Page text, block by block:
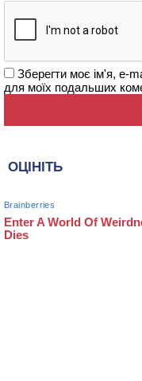
Зберегти моє ім'я, e-
для моїх подальших